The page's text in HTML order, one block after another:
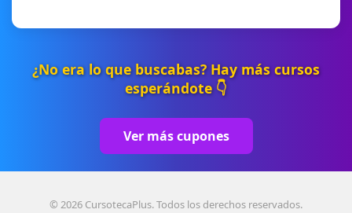
¿No era lo que buscabas? Hay más cursos
esperándote 👇
Ver más cupones
© 2026 CursotecaPlus. Todos los derechos reservados.